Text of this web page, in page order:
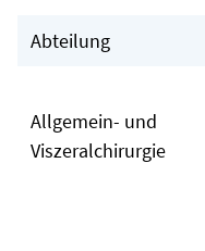
Abteilung
Allgemein- und
Viszeralchirurgie